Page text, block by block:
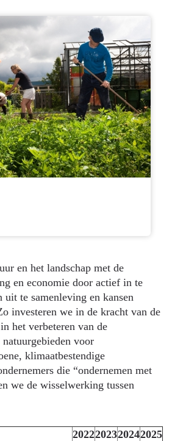
en het landschap met de
en economie door actief in te
te samenleving en kansen
investeren we in de kracht van de
het verbeteren van de
voor
klimaatbestendige
die “ondernemen met
we de wisselwerking tussen
2022202320242025